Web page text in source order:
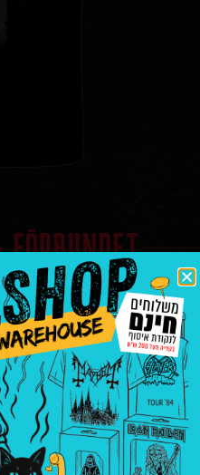
חולצות